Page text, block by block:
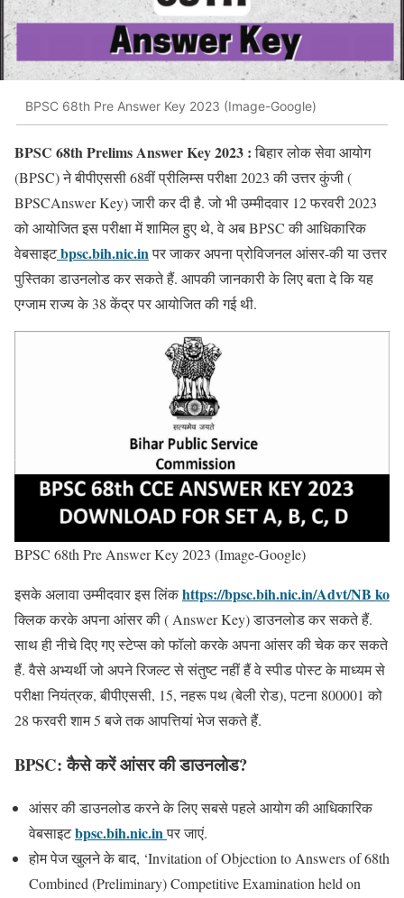
BPSC 68th Pre Answer Key 2023 (Image-Google)
BPSC 68th Prelims Answer Key 2023 :बिहार लोक सेवा आयोग
(BPSC) ने बीपीएससी 68वीं प्रीलिम्स परीक्षा 2023 की उत्तर कुंजी (
BPSCAnswer Key) जारी कर दी है. जो भी उम्मीदवार 12 फरवरी 2023
को आयोजित इस परीक्षा में शामिल हुए थे, वे अब BPSC की आधिकारिक
वेबसाइटbpsc.bih.nic.inपर जाकर अपना प्रोविजनल आंसर-की या उत्तर
पुस्तिका डाउनलोड कर सकते हैं. आपकी जानकारी के लिए बता दे कि यह
एग्जाम राज्य के 38 केंद्र पर आयोजित की गई थी.
BPSC 68th Pre Answer Key 2023 (Image-Google)
इसके अलावा उम्मीदवार इस लिंकhttps://bpsc.bih.nic.in/Advt/NB ko
क्लिक करके अपना आंसर की ( Answer Key) डाउनलोड कर सकते हैं.
साथ ही नीचे दिए गए स्टेप्स को फॉलो करके अपना आंसर की चेक कर सकते
हैं. वैसे अभ्यर्थी जो अपने रिजल्ट से संतुष्ट नहीं हैं वे स्पीड पोस्ट के माध्यम से
परीक्षा नियंत्रक, बीपीएससी, 15, नहरू पथ (बेली रोड), पटना 800001 को
28 फरवरी शाम 5 बजे तक आपत्तियां भेज सकते हैं.
BPSC:कैसे करें आंसर की डाउनलोड?
आंसर की डाउनलोड करने के लिए सबसे पहले आयोग की आधिकारिक
वेबसाइटbpsc.bih.nic.inपर जाएं.
होम पेज खुलने के बाद, ‘Invitation of Objection to Answers of 68th
Combined (Preliminary) Competitive Examination held on